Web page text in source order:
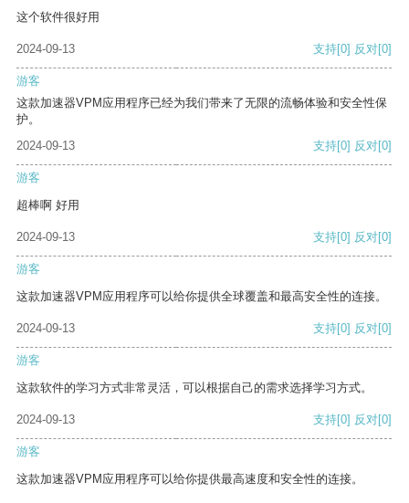
这个软件很好用
2024-09-13 支持[0] 反对[0]
游客
这款加速器VPM应用程序已经为我们带来了无限的流畅体验和安全性保
护。
2024-09-13
支持[0] 反对[0]
游客
超棒啊 好用
2024-09-13 支持[0] 反对[0]
游客
这款加速器VPM应用程序可以给你提供全球覆盖和最高安全性的连接。
2024-09-13 支持[0] 反对[0]
游客
这款软件的学习方式非常灵活，可以根据自己的需求选择学习方式。
2024-09-13 支持[0] 反对[0]
游客
这款加速器VPM应用程序可以给你提供最高速度和安全性的连接。